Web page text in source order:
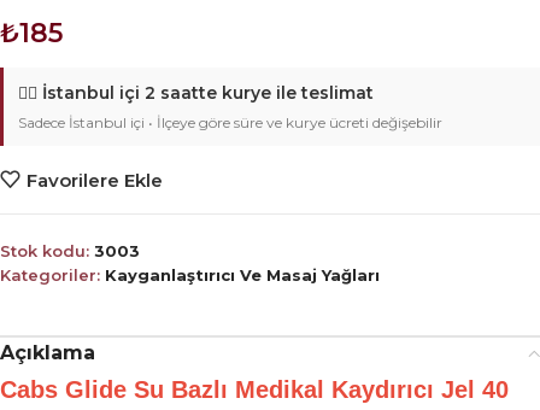
₺185
🚴‍♂️ İstanbul içi 2 saatte kurye ile teslimat
Sadece İstanbul içi • İlçeye göre süre ve kurye ücreti değişebilir
Favorilere Ekle
Stok kodu: 3003
Kategoriler: Kayganlaştırıcı Ve Masaj Yağları
Açıklama
Cabs Glide Su Bazlı Medikal Kaydırıcı Jel 40